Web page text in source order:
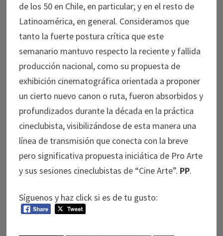
de los 50 en Chile, en particular; y en el resto de
Latinoamérica, en general. Consideramos que
tanto la fuerte postura crítica que este
semanario mantuvo respecto la reciente y fallida
producción nacional, como su propuesta de
exhibición cinematográfica orientada a proponer
un cierto nuevo canon o ruta, fueron absorbidos y
profundizados durante la década en la práctica
cineclubista, visibilizándose de esta manera una
línea de transmisión que conecta con la breve
pero significativa propuesta iniciática de Pro Arte
y sus sesiones cineclubistas de “Cine Arte”. PP.
Síguenos y haz click si es de tu gusto: